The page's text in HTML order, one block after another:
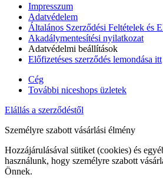
Impresszum
Adatvédelem
Általános Szerződési Feltételek és
Akadálymentesítési nyilatkozat
Adatvédelmi beállítások
Előfizetéses szerződés lemondása itt
Cég
További niceshops üzletek
Elállás a szerződéstől
Személyre szabott vásárlási élmény
Hozzájárulásával sütiket (cookies) és
használunk, hogy személyre szabott
Önnek.